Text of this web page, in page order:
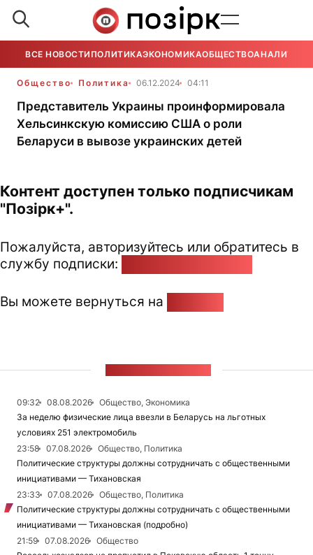
ВСЕ НОВОСТИ ПОЛИТИКАЭКОНОМИКАОБЩЕСТВОАНАЛИТИКА
Общество Политика 06.12.2024 04:11
Представитель Украины проинформировала
Хельсинкскую комиссию США о роли
Беларуси в вывозе украинских детей
Контент доступен только подписчикам
"Позірк+".
Пожалуйста, авторизуйтесь или обратитесь в
службу подписки:
Вы можете вернуться на
09:32 08.08.2026
Общество, Экономика
За неделю физические лица ввезли в Беларусь на льготных
условиях 251 электромобиль
23:58
07.08.2026
Общество, Политика
Политические структуры должны сотрудничать с общественными
инициативами — Тихановская
23:33
07.08.2026
Общество, Политика
Политические структуры должны сотрудничать с общественными
инициативами — Тихановская (подробно)
21:59
07.08.2026
Общество